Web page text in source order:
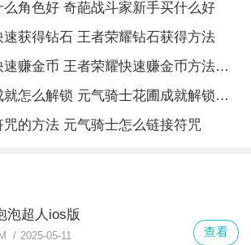
角色好 奇葩战斗家新手买什么好
获得钻石 王者荣耀钻石获得方法
王者荣耀怎么快速赚金币 王者荣耀快速赚金币方法教程
元气骑士花圃成就怎么解锁 元气骑士花圃成就解锁一览
的方法 元气骑士怎么链接符咒
泡超人ios版
/ 2025-05-11
查看